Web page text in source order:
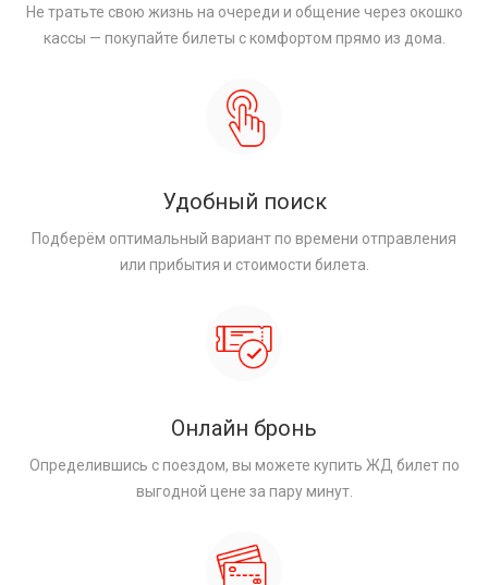
Не тратьте свою жизнь на очереди и общение через окошко
кассы — покупайте билеты с комфортом прямо из дома.
Удобный поиск
Подберём оптимальный вариант по времени отправления
или прибытия и стоимости билета.
Онлайн бронь
Определившись с поездом, вы можете купить ЖД билет по
выгодной цене за пару минут.